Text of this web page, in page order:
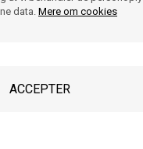
data. Mere om cookies
forskellige designs, så
sammen med strømpebukser